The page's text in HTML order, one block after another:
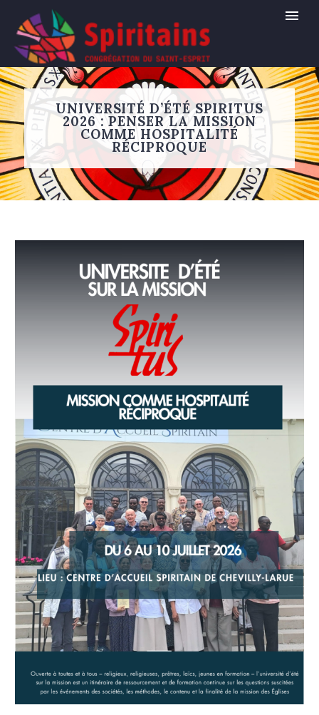
UNIVERSITÉ D’ÉTÉ SPIRITUS
2026 : PENSER LA MISSION
COMME HOSPITALITÉ
RÉCIPROQUE